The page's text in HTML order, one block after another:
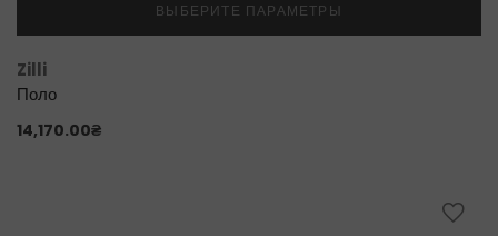
ВЫБЕРИТЕ ПАРАМЕТРЫ
Zilli
Поло
14,170.00₴